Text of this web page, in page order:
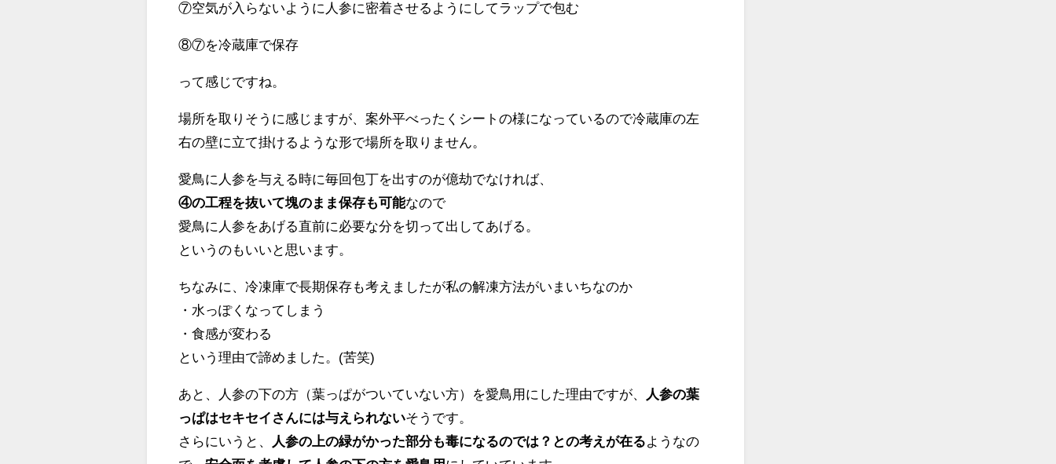
⑦空気が入らないように人参に密着させるようにしてラップで包む
⑧⑦を冷蔵庫で保存
って感じですね。
場所を取りそうに感じますが、案外平べったくシートの様になっているので冷蔵庫の左
右の壁に立て掛けるような形で場所を取りません。
愛鳥に人参を与える時に毎回包丁を出すのが億劫でなければ、
④の工程を抜いて塊のまま保存も可能なので
愛鳥に人参をあげる直前に必要な分を切って出してあげる。
というのもいいと思います。
ちなみに、冷凍庫で長期保存も考えましたが私の解凍方法がいまいちなのか
・水っぽくなってしまう
・食感が変わる
という理由で諦めました。(苦笑)
あと、人参の下の方（葉っぱがついていない方）を愛鳥用にした理由ですが、
人参の葉
っぱはセキセイさんには与えられないそうです。
さらにいうと、
人参の上の緑がかった部分も毒になるのでは？との考えが在る ようなの